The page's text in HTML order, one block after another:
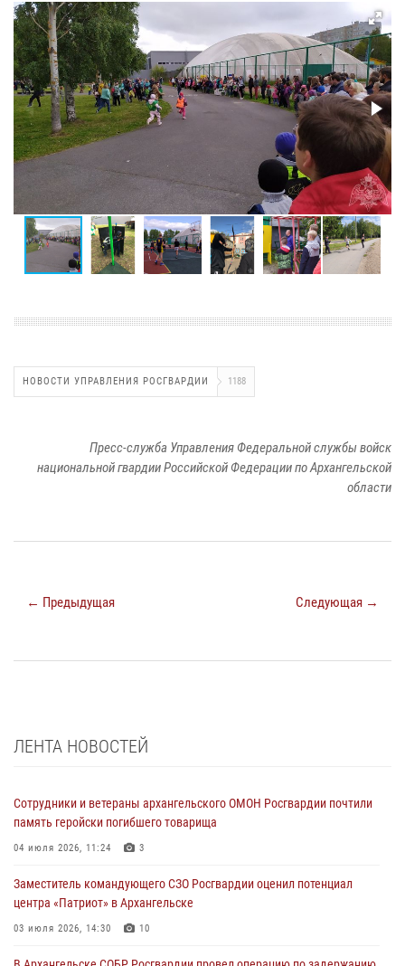
НОВОСТИ УПРАВЛЕНИЯ РОСГВАРДИИ 1188
Пресс-служба Управления Федеральной службы войск
национальной гвардии Российской Федерации по Архангельской
области
← Предыдущая Следующая →
ЛЕНТА НОВОСТЕЙ
Сотрудники и ветераны архангельского ОМОН Росгвардии почтили
память геройски погибшего товарища
04 июля 2026, 11:24 3
Заместитель командующего СЗО Росгвардии оценил потенциал
центра «Патриот» в Архангельске
03 июля 2026, 14:30 10